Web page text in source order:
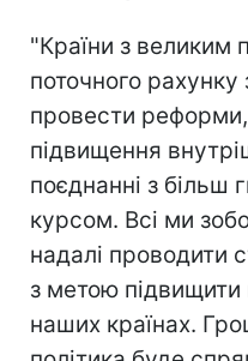
"Країни з великим
поточного рахунку
провести
підвищення
поєднанні з більш
курсом. Всі ми
надалі проводити
з метою підвищити
наших країнах.